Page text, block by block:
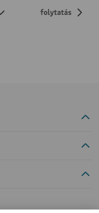
folytatás